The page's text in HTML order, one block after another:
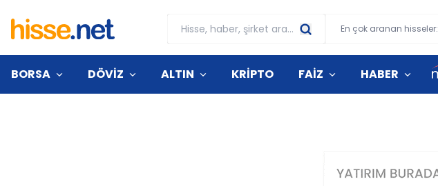
En çok aranan hisseler:
BORSA DÖVİZ ALTIN KRİPTO FAİZ HABER